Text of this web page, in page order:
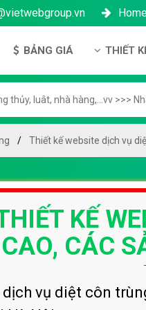
thanh toán
bảo mật
bảo hành & bảo trì
ty
đại lý
BẢNG GIÁ
Bảng giá thiết kế App
Bảng giá Hosting
Bảng giá thuê VPS
Bảng giá thuê Server
Bảng giá SSL - HTTTS
Bảng giá Email theo tên miền
THIẾT
Thiết kế
Thiết kế website dịch vụ
KẾ
CÁC
vụ diệt côn